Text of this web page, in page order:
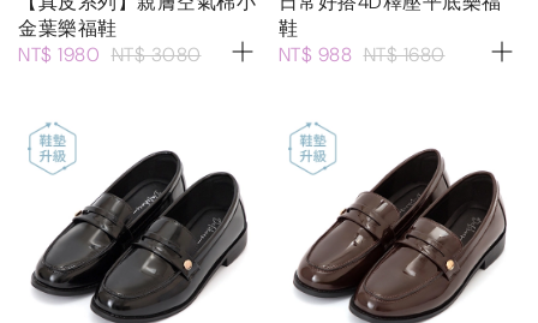
金葉樂福鞋
NT$ 1980 NT$ 3080
鞋
NT$ 988 NT$ 1680